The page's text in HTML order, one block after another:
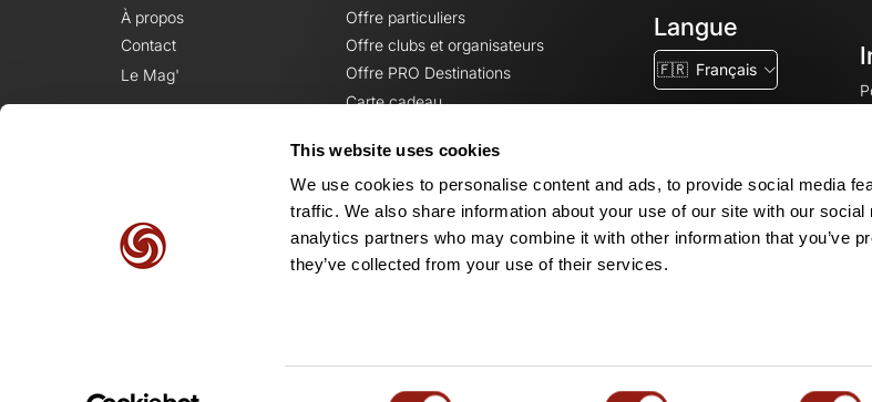
This website uses cookies
We use cookies to personalise content and ads, to provide social media
traffic. We also share information about your use of our site with our social
analytics partners who may combine it with other information that you’ve
they’ve collected from your use of their services.
À propos
Contact
Le Mag'
Offre particuliers
Offre clubs et organisateurs
Offre PRO Destinations
Carte cadeau
Langue
🇫🇷 Français